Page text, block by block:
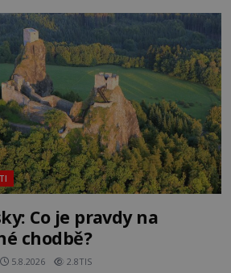
na pláž Dumas ve městě
Co je pravdy na
chodbě?
5.8.2026 2.8TIS